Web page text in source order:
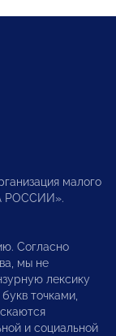
малого
РОССИИ».
Согласно
мы не
лексику
точками,
и социальной